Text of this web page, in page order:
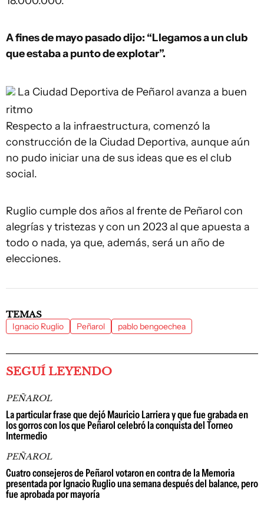
A fines de mayo pasado dijo: “Llegamos a un club
que estaba a punto de explotar”.
La Ciudad Deportiva de Peñarol avanza a buen
ritmo
Respecto a la infraestructura, comenzó la
construcción de la Ciudad Deportiva, aunque aún
no pudo iniciar una de sus ideas que es el club
social.
Ruglio cumple dos años al frente de Peñarol con
alegrías y tristezas y con un 2023 al que apuesta a
todo o nada, ya que, además, será un año de
elecciones.
TEMAS
Ignacio Ruglio Peñarol pablo bengoechea
SEGUÍ LEYENDO
PEÑAROL
La particular frase que dejó Mauricio Larriera y que fue grabada en
los gorros con los que Peñarol celebró la conquista del Torneo
Intermedio
PEÑAROL
Cuatro consejeros de Peñarol votaron en contra de la Memoria
presentada por Ignacio Ruglio una semana después del balance, pero
fue aprobada por mayoría